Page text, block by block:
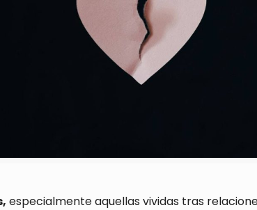
especialmente aquellas vividas tras